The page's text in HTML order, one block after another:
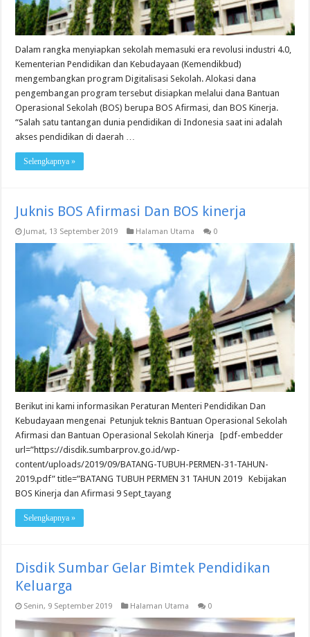
Dalam rangka menyiapkan sekolah memasuki era revolusi industri 4.0,
Kementerian Pendidikan dan Kebudayaan (Kemendikbud)
mengembangkan program Digitalisasi Sekolah. Alokasi dana
pengembangan program tersebut disiapkan melalui dana Bantuan
Operasional Sekolah (BOS) berupa BOS Afirmasi, dan BOS Kinerja.
“Salah satu tantangan dunia pendidikan di Indonesia saat ini adalah
akses pendidikan di daerah …
Selengkapnya »
Juknis BOS Afirmasi Dan BOS kinerja
Jumat, 13 September 2019 Halaman Utama 0
Berikut ini kami informasikan Peraturan Menteri Pendidikan Dan
Kebudayaan mengenai Petunjuk teknis Bantuan Operasional Sekolah
Afirmasi dan Bantuan Operasional Sekolah Kinerja [pdf-embedder
url=”https://disdik.sumbarprov.go.id/wp-
content/uploads/2019/09/BATANG-TUBUH-PERMEN-31-TAHUN-
2019.pdf” title=”BATANG TUBUH PERMEN 31 TAHUN 2019 Kebijakan
BOS Kinerja dan Afirmasi 9 Sept_tayang
Selengkapnya »
Disdik Sumbar Gelar Bimtek Pendidikan
Keluarga
Senin, 9 September 2019 Halaman Utama 0